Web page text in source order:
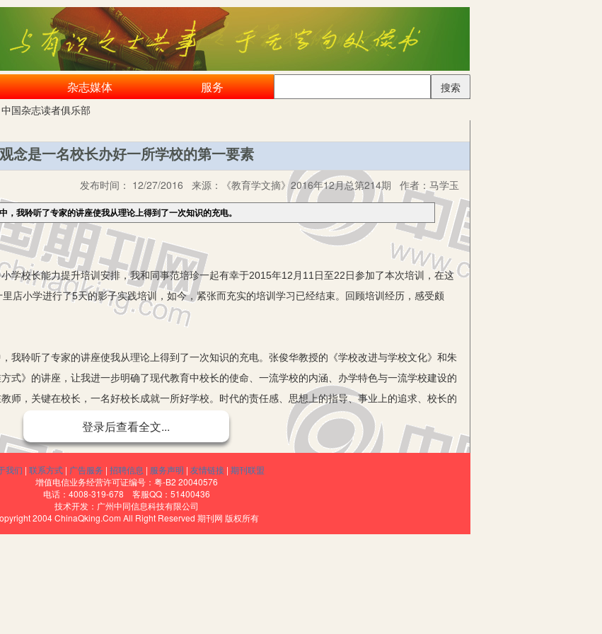
杂志媒体 服务
搜索
中国杂志读者俱乐部
观念是一名校长办好一所学校的第一要素
发布时间： 12/27/2016 来源： 《教育学文摘》2016年12月总第214期 作者： 马学玉
我聆听了专家的讲座使我从理论上得到了一次知识的充电。
校长能力提升培训安排，我和同事范培珍一起有幸于2015年12月11日至22日参加了本次培训，在这
店小学进行了5天的影子实践培训，如今，紧张而充实的培训学习已经结束。回顾培训经历，感受颇
聆听了专家的讲座使我从理论上得到了一次知识的充电。张俊华教授的《学校改进与学校文化》和朱
式》的讲座，让我进一步明确了现代教育中校长的使命、一流学校的内涵、办学特色与一流学校建设的
师，关键在校长，一名好校长成就一所好学校。时代的责任感、思想上的指导、事业上的追求、校长的
素。当好“师者之师”，重要的是不断加强自身学习，不断转变观念，不断加强自身锻炼 ，在实践中提
店小学是安宁区的一所名校，该校办学理念实、教风正、学风浓、办学效益好、师生综合素质高，深
了解了该校的基本情况，以及她的办学思路。通过走、看、听等形式，让我感受到了校园整洁、布局紧
私，感受到了领导班子的团结与奋进，更感受到了王校长那海纳百川的胸怀、高超的领导艺术和先进的
登录后查看全文...
我们 | 联系方式 | 广告服务 | 招聘信息 | 服务声明 | 友情链接 | 期刊联盟
增值电信业务经营许可证编号：粤-B2 20040576
电话：4008-319-678 客服QQ：51400436
技术开发：广州中同信息科技有限公司
2004 ChinaQking.Com All Right Reserved 期刊网 版权所有